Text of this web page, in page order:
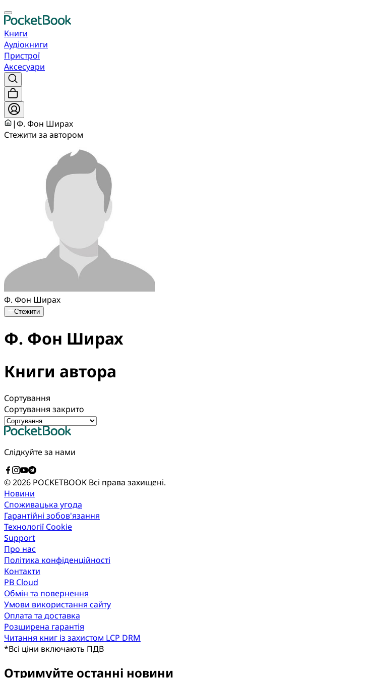
Книги
Аудіокниги
Пристрої
Аксесуари
|Ф. Фон Ширах
Стежити за автором
Ф. Фон Ширах
Стежити
Ф. Фон Ширах
Книги автора
Сортування
Сортування закрито
Слідкуйте за нами
© 2026 POCKETBOOK Всі права захищені.
Новини
Споживацька угода
Гарантійні зобов'язання
Технології Cookie
Support
Про нас
Політика конфіденційності
Контакти
PB Cloud
Обмін та повернення
Умови використання сайту
Оплата та доставка
Розширена гарантія
Читання книг із захистом LCP DRM
*Всі ціни включають ПДВ
Отримуйте останні новини